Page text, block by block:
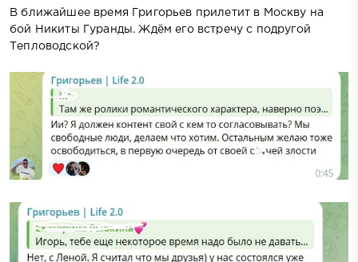
В ближайшее время Григорьев прилетит в Москву на
бой Никиты Гуранды. Ждём его встречу с подругой
Тепловодской?